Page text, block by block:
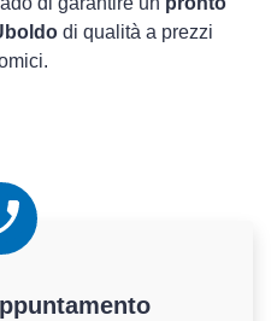
di qualità a prezzi